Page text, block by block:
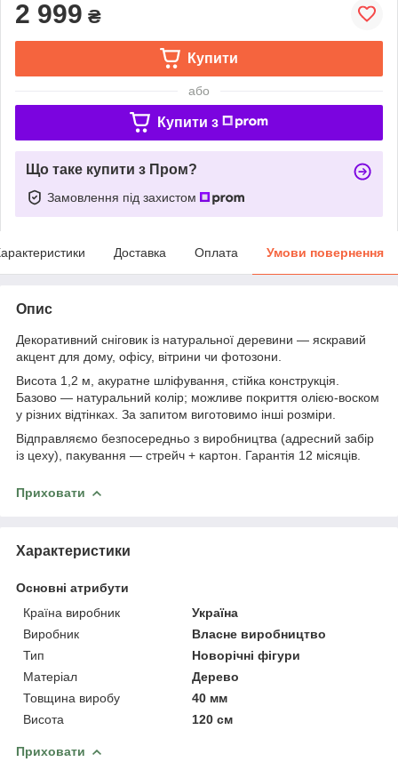
2 999 ₴
Купити
або
Купити з
Що таке купити з Пром?
Замовлення під захистом
Доставка Оплата Умови повернення
Опис
Декоративний сніговик із натуральної деревини — яскравий
акцент для дому, офісу, вітрини чи фотозони.
Висота 1,2 м, акуратне шліфування, стійка конструкція.
Базово — натуральний колір; можливе покриття олією-воском
у різних відтінках. За запитом виготовимо інші розміри.
Відправляємо безпосередньо з виробництва (адресний забір
із цеху), пакування — стрейч + картон. Гарантія 12 місяців.
Приховати
Характеристики
Основні атрибути
Країна виробник
Україна
Виробник
Власне виробництво
Тип
Новорічні фігури
Матеріал
Дерево
Товщина виробу
40 мм
Висота
120 см
Приховати